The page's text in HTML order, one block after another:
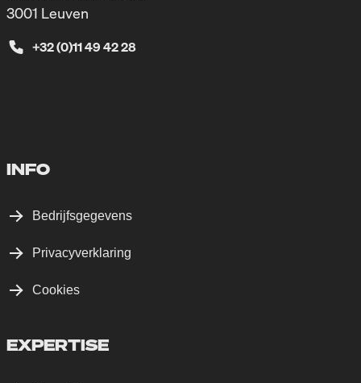
3001 Leuven
+32 (0)11 49 42 28
INFO
Bedrijfsgegevens
Privacyverklaring
Cookies
EXPERTISE